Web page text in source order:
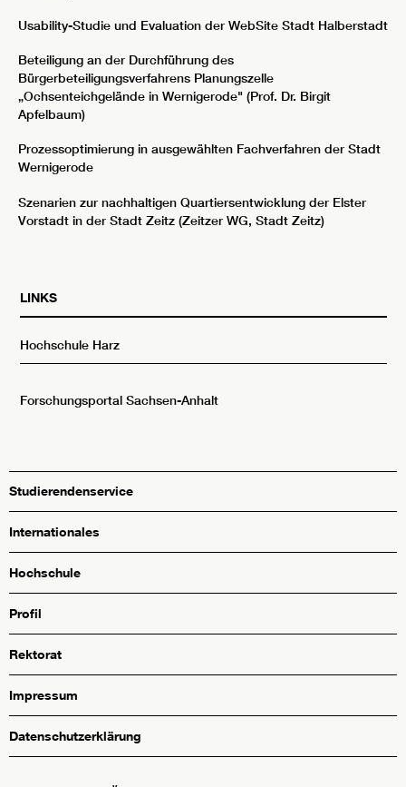
Usability-Studie und Evaluation der WebSite Stadt Halberstadt
Beteiligung an der Durchführung des
Bürgerbeteiligungsverfahrens Planungszelle
„Ochsenteichgelände in Wernigerode" (Prof. Dr. Birgit
Apfelbaum)
Prozessoptimierung in ausgewählten Fachverfahren der Stadt
Wernigerode
Szenarien zur nachhaltigen Quartiersentwicklung der Elster
Vorstadt in der Stadt Zeitz (Zeitzer WG, Stadt Zeitz)
LINKS
Hochschule Harz
Forschungsportal Sachsen-Anhalt
Studierendenservice
Internationales
Hochschule
Profil
Rektorat
Impressum
Datenschutzerklärung